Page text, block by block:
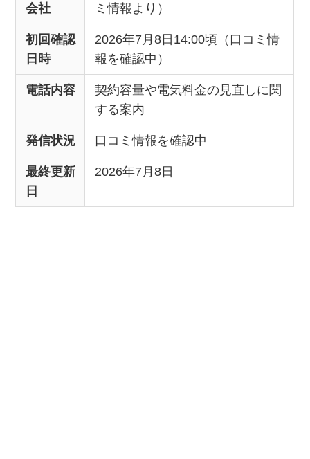
会社
ミ情報より）
初回確認
日時
2026年7月8日14:00頃（口コミ情
報を確認中）
電話内容
契約容量や電気料金の見直しに関
する案内
発信状況 口コミ情報を確認中
最終更新
日
2026年7月8日